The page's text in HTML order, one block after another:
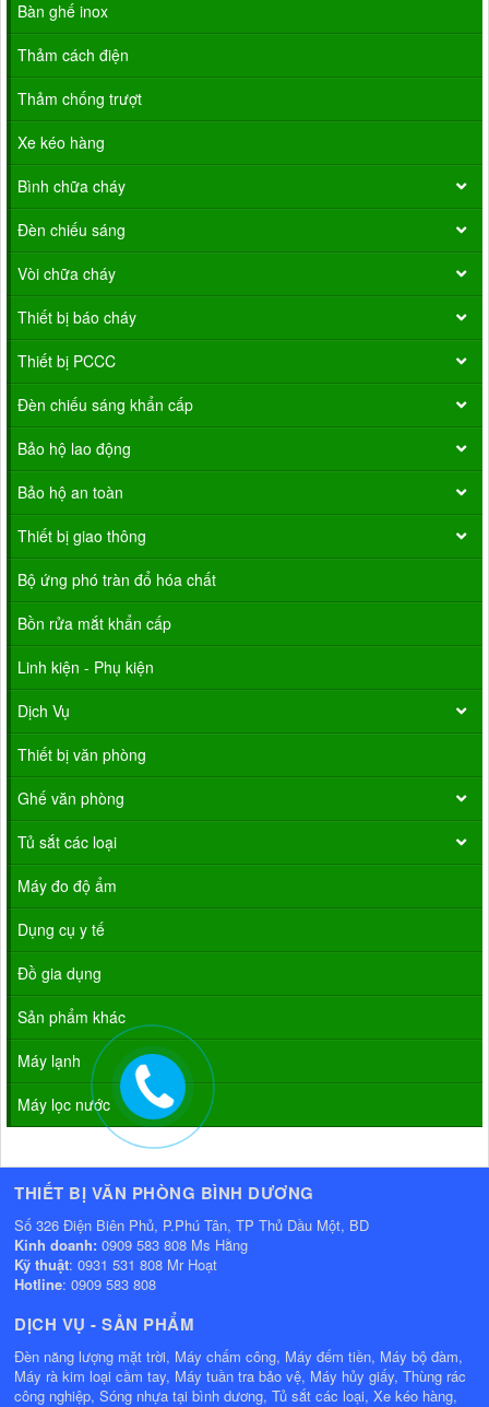
Bàn ghế inox
Thảm cách điện
Thảm chống trượt
Xe kéo hàng
Bình chữa cháy
Đèn chiếu sáng
Vòi chữa cháy
Thiết bị báo cháy
Thiết bị PCCC
Đèn chiếu sáng khẩn cấp
Bảo hộ lao động
Bảo hộ an toàn
Thiết bị giao thông
Bộ ứng phó tràn đổ hóa chất
Bồn rửa mắt khẩn cấp
Linh kiện - Phụ kiện
Dịch Vụ
Thiết bị văn phòng
Ghế văn phòng
Tủ sắt các loại
Máy đo độ ẩm
Dụng cụ y tế
Đồ gia dụng
Sản phẩm khác
Máy lạnh
Máy lọc nước
THIẾT BỊ VĂN PHÒNG BÌNH DƯƠNG
Số 326 Điện Biên Phủ, P.Phú Tân, TP Thủ Dầu Một, BD
Kinh doanh: 0909 583 808 Ms Hằng
Kỹ thuật: 0931 531 808 Mr Hoạt
Hotline: 0909 583 808
DỊCH VỤ - SẢN PHẨM
Đèn năng lượng mặt trời, Máy chấm công, Máy đếm tiền, Máy bộ đàm,
Máy rà kim loại cầm tay, Máy tuần tra bảo vệ, Máy hủy giấy, Thùng rác
công nghiệp, Sóng nhựa tại bình dương, Tủ sắt các loại, Xe kéo hàng,